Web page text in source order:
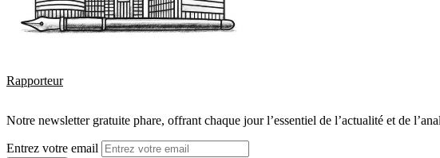
Rapporteur
Notre newsletter gratuite phare, offrant chaque jour l’essentiel de l’actualité et de
Entrez votre email